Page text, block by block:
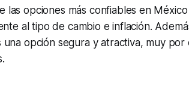
las opciones más confiables en
al tipo de cambio e inflación.
opción segura y atractiva, muy